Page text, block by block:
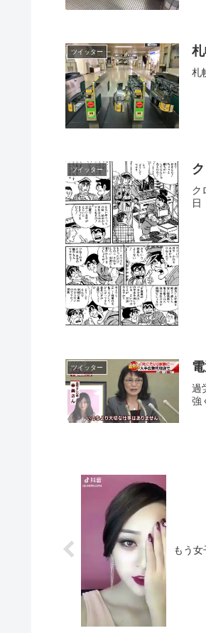
ツイッター
札
ツイッター
ク
日
ツイッター
過
強
もう